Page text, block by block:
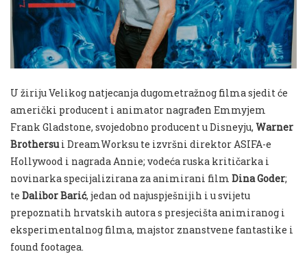
U žiriju Velikog natjecanja dugometražnog filma sjedit će
američki producent i animator nagrađen Emmyjem
Frank Gladstone, svojedobno producent u Disneyju, Warner
Brothersui DreamWorksu te izvršni direktor ASIFA-e
Hollywood i nagrada Annie; vodeća ruska kritičarka i
novinarka specijalizirana za animirani film Dina Goder;
te Dalibor Barić, jedan od najuspješnijih i u svijetu
prepoznatih hrvatskih autora s presjecišta animiranog i
eksperimentalnog filma, majstor znanstvene fantastike i
found footagea.